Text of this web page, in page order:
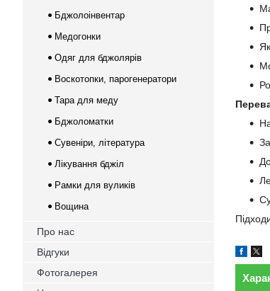
Бджолоінвентар
Медогонки
Одяг для бджолярів
Воскотопки, парогенератори
Тара для меду
Бджоломатки
Сувеніри, література
Лікування бджіл
Рамки для вуликів
Вощина
Про нас
Відгуки
Фотогалерея